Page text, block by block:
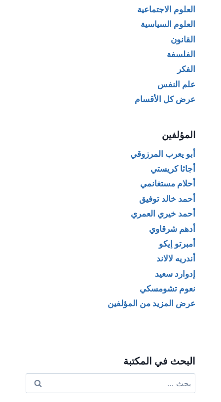
العلوم الاجتماعية
العلوم السياسية
القانون
الفلسفة
الفكر
علم النفس
عرض كل الأقسام
المؤلفين
أبو يعرب المرزوقي
أجاثا كريستي
أحلام مستغانمي
أحمد خالد توفيق
أحمد خيري العمري
أدهم شرقاوي
أمبرتو إيكو
أندريه لالاند
إدوارد سعيد
نعوم تشومسكي
عرض المزيد من المؤلفين
البحث في المكتبة
عن: